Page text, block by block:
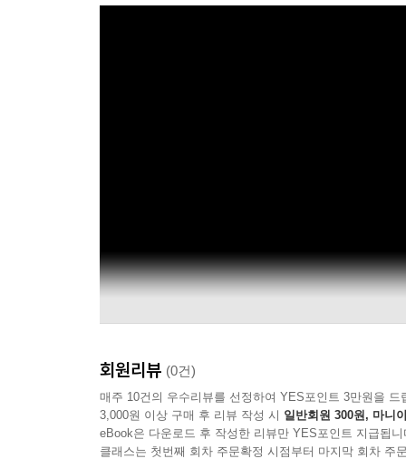
회원리뷰 (0건)
매주 10건의 우수리뷰를 선정하여 YES포인트 3만원을 드
3,000원 이상 구매 후 리뷰 작성 시 일반회원 300원, 마니
eBook은 다운로드 후 작성한 리뷰만 YES포인트 지급됩니
클래스는 첫번째 회차 주문확정 시점부터 마지막 회차 주